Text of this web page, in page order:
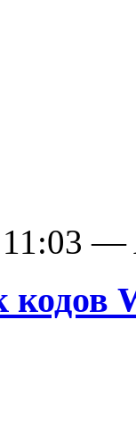
—
кодов